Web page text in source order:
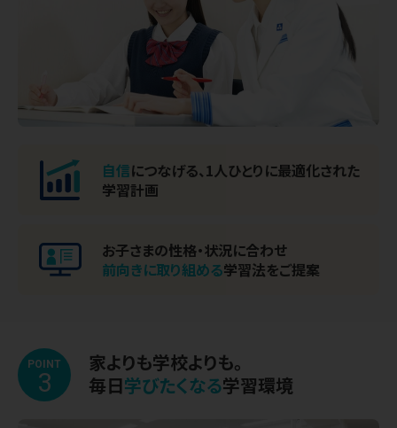
自信につなげる、1人ひとりに最適化された
学習計画
お子さまの性格・状況に合わせ
前向きに取り組める学習法をご提案
POINT
3
家よりも学校よりも。
毎日学びたくなる学習環境